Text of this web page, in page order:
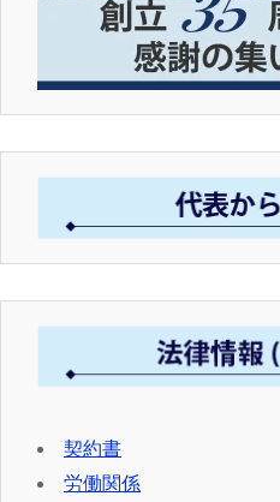
契約書
労働関係